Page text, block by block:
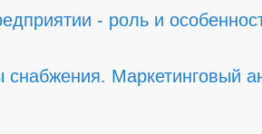
- роль и
Маркетинговый